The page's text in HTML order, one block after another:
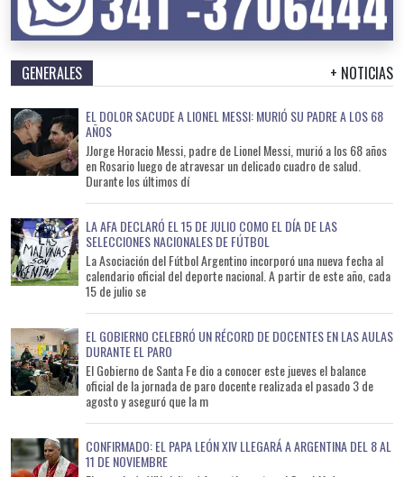
GENERALES + NOTICIAS
EL DOLOR SACUDE A LIONEL MESSI: MURIÓ SU PADRE A LOS 68
AÑOS
JJorge Horacio Messi, padre de Lionel Messi, murió a los 68 años
en Rosario luego de atravesar un delicado cuadro de salud.
Durante los últimos dí
LA AFA DECLARÓ EL 15 DE JULIO COMO EL DÍA DE LAS
SELECCIONES NACIONALES DE FÚTBOL
La Asociación del Fútbol Argentino incorporó una nueva fecha al
calendario oficial del deporte nacional. A partir de este año, cada
15 de julio se
EL GOBIERNO CELEBRÓ UN RÉCORD DE DOCENTES EN LAS AULAS
DURANTE EL PARO
El Gobierno de Santa Fe dio a conocer este jueves el balance
oficial de la jornada de paro docente realizada el pasado 3 de
agosto y aseguró que la m
CONFIRMADO: EL PAPA LEÓN XIV LLEGARÁ A ARGENTINA DEL 8 AL
11 DE NOVIEMBRE